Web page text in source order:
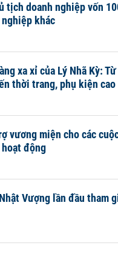
tịch doanh nghiệp vốn
khác
xa xỉ của Lý Nhã Kỳ:
thời trang, phụ kiện cao
vương miện cho các
hoạt động
Vượng lần đầu tham